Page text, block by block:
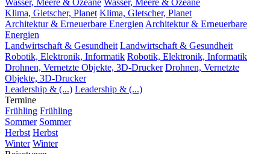
Klima, Gletscher, Planet Klima, Gletscher, Planet
Architektur & Erneuerbare Energien Architektur & Erneuerbare
Energien
Landwirtschaft & Gesundheit Landwirtschaft & Gesundheit
Robotik, Elektronik, Informatik Robotik, Elektronik, Informatik
Drohnen, Vernetzte Objekte, 3D-Drucker Drohnen, Vernetzte
Objekte, 3D-Drucker
Leadership & (...) Leadership & (...)
Termine
Frühling Frühling
Sommer Sommer
Herbst Herbst
Winter Winter